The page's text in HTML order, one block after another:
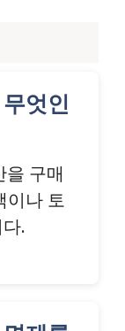
엇인
구매
이나 토
.